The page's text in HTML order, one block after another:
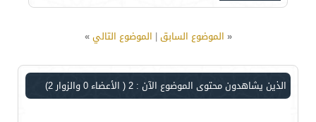
« الموضوع السابق| الموضوع التالي»
الذين يشاهدون محتوى الموضوع الآن : 2 ( الأعضاء 0 والزوار 2)